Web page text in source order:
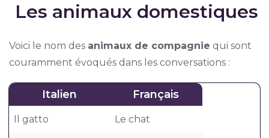
Les animaux domestiques
Voici le nom des animaux de compagnie qui sont
couramment évoqués dans les conversations :
Italien Français
Il gatto Le chat